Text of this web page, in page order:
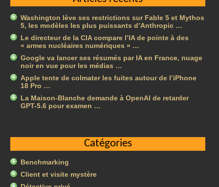
Washington lève ses restrictions sur Fable 5 et Mythos
5, les modèles les plus puissants d’Anthropic …
Le directeur de la CIA compare l’IA de pointe à des
« armes nucléaires numériques » …
Google va lancer ses résumés par IA en France, nuage
noir en vue pour les médias …
Apple tente de colmater les fuites autour de l’iPhone
18 Pro …
La Maison-Blanche demande à OpenAI de retarder
GPT-5.6 pour examen …
Catégories
Benchmarking
Client et visite mystère